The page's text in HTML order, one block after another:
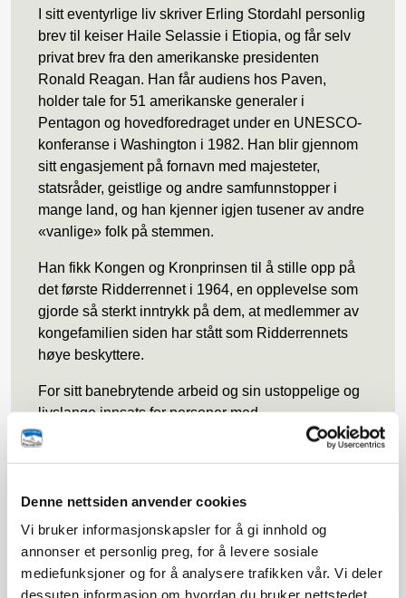
Denne nettsiden anvender cookies
Vi bruker informasjonskapsler for å gi innhold og
annonser et personlig preg, for å levere sosiale
mediefunksjoner og for å analysere trafikken vår. Vi deler
dessuten informasjon om hvordan du bruker nettstedet
I sitt eventyrlige liv skriver Erling Stordahl personlig
brev til keiser Haile Selassie i Etiopia, og får selv
privat brev fra den amerikanske presidenten
Ronald Reagan. Han får audiens hos Paven,
holder tale for 51 amerikanske generaler i
Pentagon og hovedforedraget under en UNESCO-
konferanse i Washington i 1982. Han blir gjennom
sitt engasjement på fornavn med majesteter,
statsråder, geistlige og andre samfunnstopper i
mange land, og han kjenner igjen tusener av andre
«vanlige» folk på stemmen.
Han fikk Kongen og Kronprinsen til å stille opp på
det første Ridderrennet i 1964, en opplevelse som
gjorde så sterkt inntrykk på dem, at medlemmer av
kongefamilien siden har stått som Ridderrennets
høye beskyttere.
For sitt banebrytende arbeid og sin ustoppelige og
livslange innsats for personer med
funksjonsnedsettelse, mottok han en rekke
æret med statsbegravelse. Erling fikk eget gravsted
hjemme på farsgården Storedal i Skjeberg.
Innskriften på gravsteinen avsluttes med hans egne